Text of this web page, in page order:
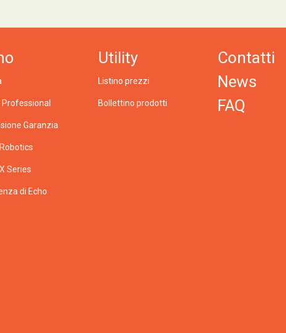
Professional
Garanzia
Series
di Echo
Utility
Listino prezzi
Bollettino prodotti
Contatti
News
FAQ